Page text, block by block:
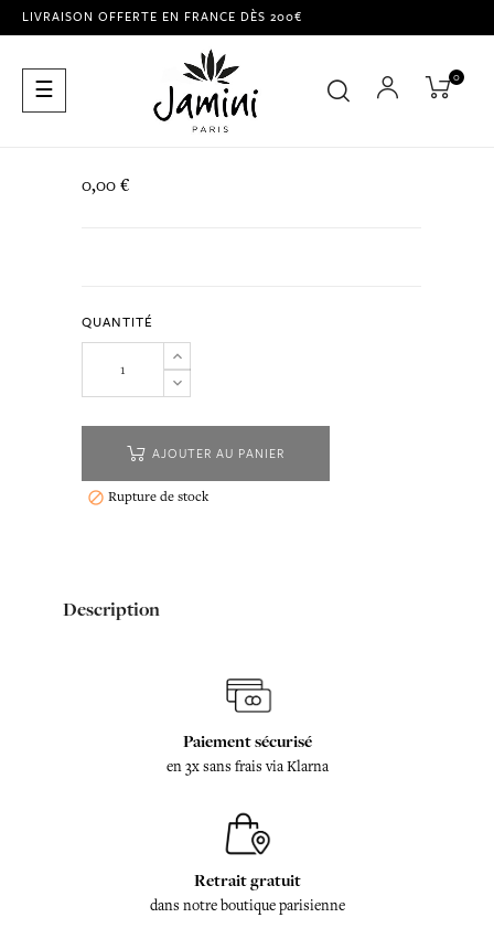
LIVRAISON OFFERTE EN FRANCE DÈS 200€
Basculer
la
☰ 0
0,00 €
QUANTITÉ
AJOUTER AU PANIER
 Rupture de stock
Description
Paiement sécurisé
en 3x sans frais via Klarna
Retrait gratuit
dans notre boutique parisienne